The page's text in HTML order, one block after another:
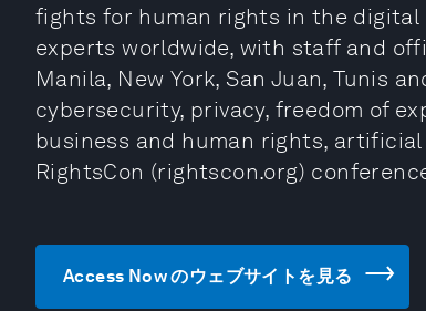
fights for human rights in the digital
experts worldwide, with staff and
Manila, New York, San Juan, Tunis
cybersecurity, privacy, freedom of
business and human rights,
RightsCon (rightscon.org)
Access Now のウェブサイトを見る